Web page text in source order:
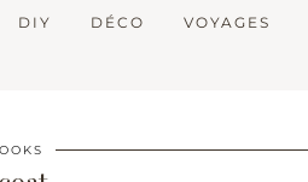
DIY DÉCO VOYAGES